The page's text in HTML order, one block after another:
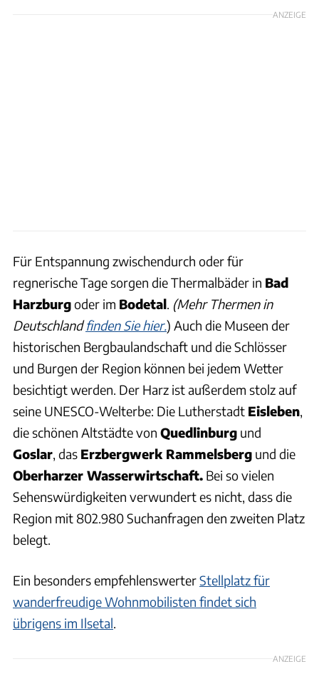
ANZEIGE
Für Entspannung zwischendurch oder für
regnerische Tage sorgen die Thermalbäder in Bad
Harzburgoder im Bodetal. (Mehr Thermen in
Deutschlandfinden Sie hier.) Auch die Museen der
historischen Bergbaulandschaft und die Schlösser
und Burgen der Region können bei jedem Wetter
besichtigt werden. Der Harz ist außerdem stolz auf
seine UNESCO-Welterbe: Die Lutherstadt Eisleben,
die schönen Altstädte von Quedlinburg und
Goslar, das Erzbergwerk Rammelsberg und die
Oberharzer Wasserwirtschaft. Bei so vielen
Sehenswürdigkeiten verwundert es nicht, dass die
Region mit 802.980 Suchanfragen den zweiten Platz
belegt.
Ein besonders empfehlenswerterStellplatz für
wanderfreudige Wohnmobilisten findet sich
übrigens im Ilsetal.
ANZEIGE